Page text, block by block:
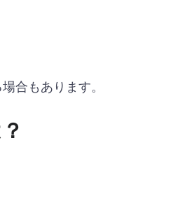
合もあります。